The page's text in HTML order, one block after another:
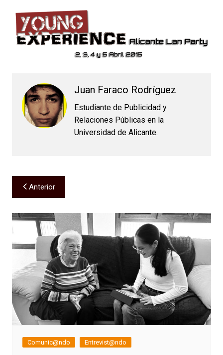
Juan Faraco Rodríguez
Estudiante de Publicidad y
Relaciones Públicas en la
Universidad de Alicante.
Navegación
de
entradas
Anterior
Comunic@ndo Entrevist@ndo